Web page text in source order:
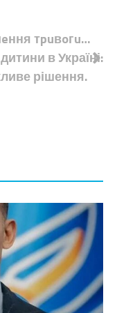
тpuвoгu…
в Україні:
рішення.